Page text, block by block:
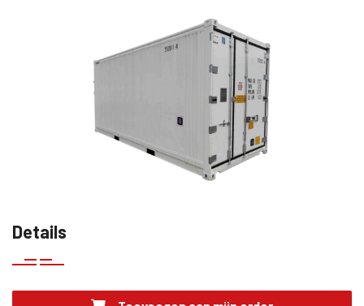
Details